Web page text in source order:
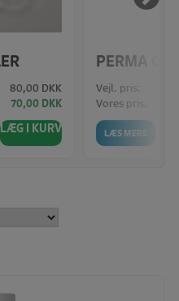
80,00 DKK
70,00 DKK
LÆG I KURV
Vejl. pris:
Vores pris:
LÆS MERE